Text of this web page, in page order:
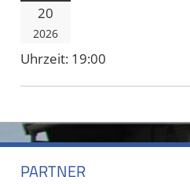
20
2026
Uhrzeit: 19:00
PARTNER